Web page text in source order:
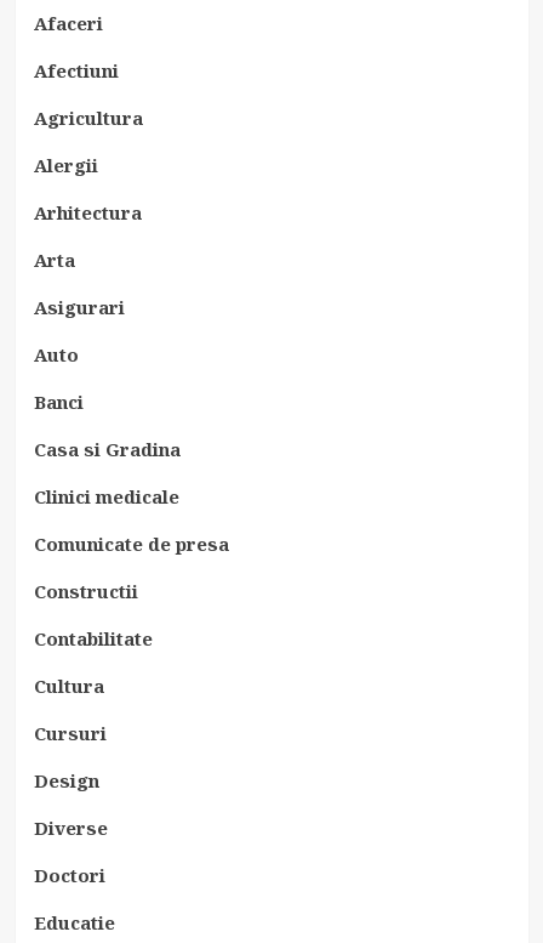
Afaceri
Afectiuni
Agricultura
Alergii
Arhitectura
Arta
Asigurari
Auto
Banci
Casa si Gradina
Clinici medicale
Comunicate de presa
Constructii
Contabilitate
Cultura
Cursuri
Design
Diverse
Doctori
Educatie